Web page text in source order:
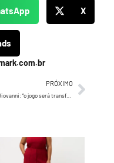
X
PRÓXIMO
Paulo Giovanni: “o jogo será transformar os dados em valor efetivo e resultados”